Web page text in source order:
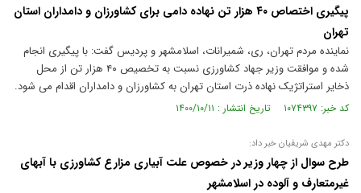
پیگیری اختصاص ۴۰ هزار تن نهاده دامی برای کشاورزان و دامداران استان
تهران
نماینده مردم تهران، ری، شمیرانات، اسلامشهر و پردیس گفت: با پیگیری انجام
شده و موافقت وزیر جهاد کشاورزی نسبت به تخصیص ۴۰ هزار تن از محل
ذخایر استراتژیک نهاده ذرت استان تهران به کشاورزان و دامداران اقدام می شود.
کد خبر: ۱۰۷۴۳۹۷ تاریخ انتشار : ۱۴۰۰/۱۰/۱۱
دکتر مهدی شریفیان خبر داد:
طرح سوال از چهار وزیر در خصوص علت آبیاری مزارع کشاورزی با آبهای
غیرمتعارف و آلوده در اسلامشهر